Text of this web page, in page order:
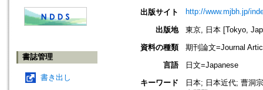
書誌管理
書き出し
出版サイト
http://www.mjbh.jp/
出版地
東京, 日本 [Tokyo,
資料の種類
期刊論文=Journal
言語
日文=Japanese
キーワード
日本; 日本近代; 曹洞